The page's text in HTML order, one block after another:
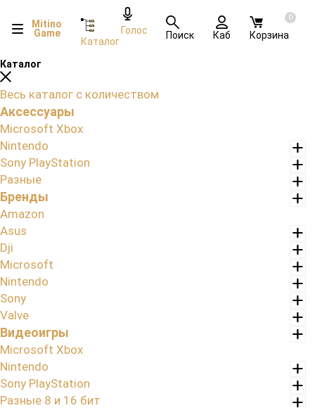
Mitino
Game
Каталог
Голос Поиск Каб
0
Корзина
Каталог
Весь каталог с количеством
Аксессуары
Microsoft Xbox
Nintendo
Sony PlayStation
Разные
Бренды
Amazon
Asus
Dji
Microsoft
Nintendo
Sony
Valve
Видеоигры
Microsoft Xbox
Nintendo
Sony PlayStation
Разные 8 и 16 бит